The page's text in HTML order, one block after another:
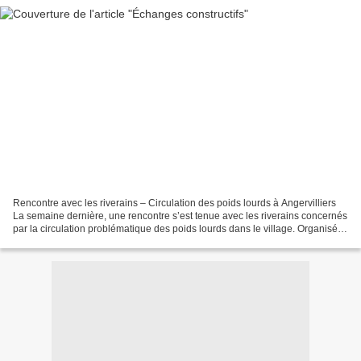
Rencontre avec les riverains – Circulation des poids lourds à Angervilliers
La semaine dernière, une rencontre s’est tenue avec les riverains concernés
par la circulation problématique des poids lourds dans le village. Organisée